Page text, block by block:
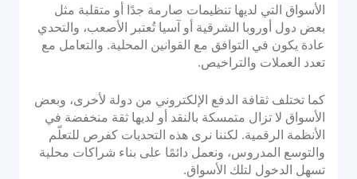
الأسواق التي لديها تنظيمات صارمة جدًا أو متقلبة مثل
بعض دول أوروبا الشرقية أو آسيا تُعتبر الأصعب، والتحدي
عادة يكون في التوافق مع القوانين المحلية. والتعامل مع
تعدد العملات والتراخيص.
كما تختلف ثقافة الدفع الإلكتروني من دولة لأخرى، وبعض
الأسواق لا تزال متمسكة بالنقد أو لديها ثقة منخفضة في
الأنظمة الرقمية. لكننا نرى هذه التحديات كفرص للتعلّم
والتوسع المدروس، ونعمل دائمًا على بناء شراكات محلية
تسهل الدخول لتلك الأسواق.